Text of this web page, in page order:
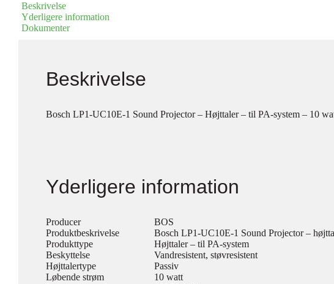
Beskrivelse
Yderligere information
Dokumenter
Beskrivelse
Bosch LP1-UC10E-1 Sound Projector – Højttaler – til PA-system – 10
Yderligere information
Producer
BOS
Produktbeskrivelse
Bosch LP1-UC10E-1 Sound Projector –
Produkttype
Højttaler – til PA-system
Beskyttelse
Vandresistent, støvresistent
Højttalertype
Passiv
Løbende strøm
10 watt